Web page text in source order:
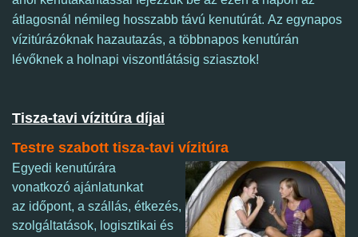
átlagosnál némileg hosszabb távú kenutúrát. Az egynapos
vízitúrázóknak hazautazás, a többnapos kenutúrán
lévőknek a holnapi viszontlátásig sziasztok!
Tisza-tavi vízitúra díjai
Testre szabott tisza-tavi vízitúra
Egyedi kenutúrára
vonatkozó ajánlatunkat
az időpont, a szállás, étkezés,
szolgáltatások, logisztikai és